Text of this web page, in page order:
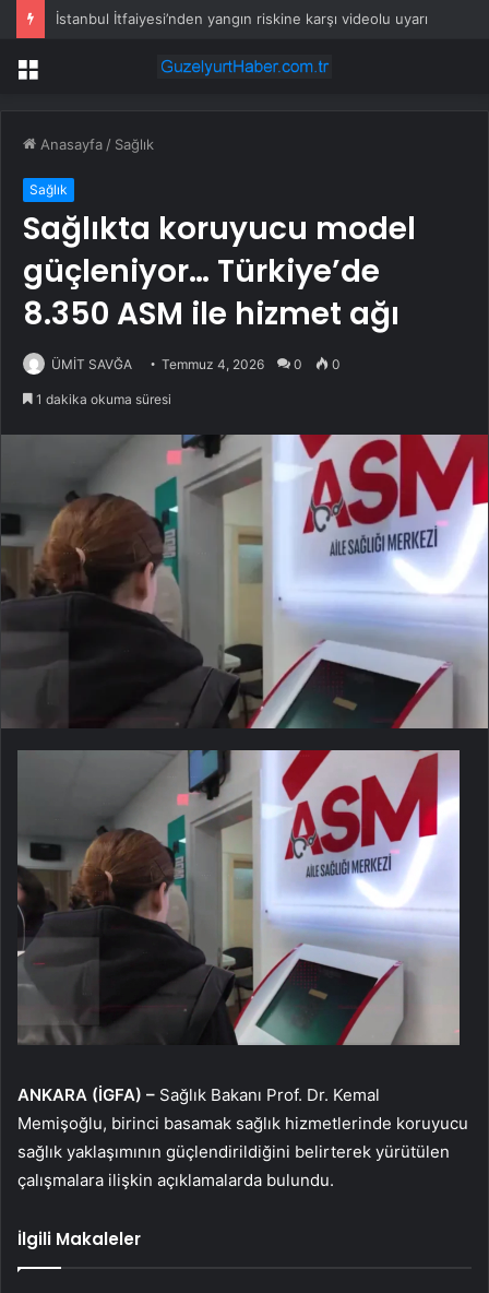
İstanbul İtfaiyesi’nden yangın riskine karşı videolu uyarı
Menü
Anasayfa / Sağlık
Sağlık
Sağlıkta koruyucu model
güçleniyor… Türkiye’de
8.350 ASM ile hizmet ağı
ÜMİT SAVĞA Temmuz 4, 2026 0 0
1 dakika okuma süresi
ANKARA (İGFA) – Sağlık Bakanı Prof. Dr. Kemal
Memişoğlu, birinci basamak sağlık hizmetlerinde koruyucu
sağlık yaklaşımının güçlendirildiğini belirterek yürütülen
çalışmalara ilişkin açıklamalarda bulundu.
İlgili Makaleler